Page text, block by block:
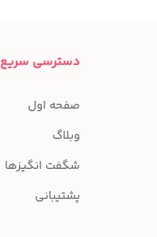
دسترسی سریع
صفحه اول
وبلاگ
شگفت انگیزها
پشتیبانی